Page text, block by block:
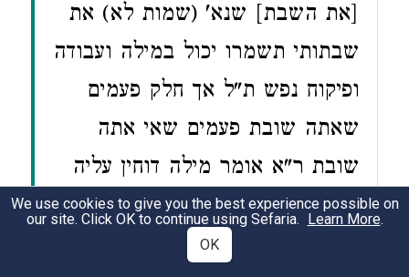
[את השבת] שנא' (שמות לא) את
שבתותי תשמרו יכול במילה ועבודה
ופיקוח נפש ת"ל אך חלק פעמים
שאתה שובת פעמים שאי אתה
שובת ר"א אומר מילה דוחין עליה
השבת מפני מה מפני שחייבין עליה
כרת לאחר זמן והרי דברים ק"ו ומה
We use cookies to give you the best experience possible on
our site. Click OK to continue using Sefaria. Learn More.
OK